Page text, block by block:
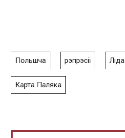
Польшча рэпрэсіі Ліда
Карта Паляка